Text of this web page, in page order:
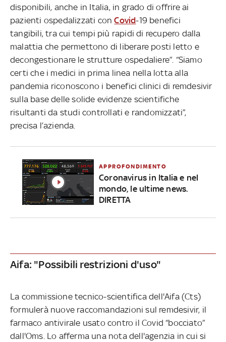
disponibili, anche in Italia, in grado di offrire ai
pazienti ospedalizzati conCovid-19 benefici
tangibili, tra cui tempi più rapidi di recupero dalla
malattia che permettono di liberare posti letto e
decongestionare le strutture ospedaliere”. “Siamo
certi che i medici in prima linea nella lotta alla
pandemia riconoscono i benefici clinici di remdesivir
sulla base delle solide evidenze scientifiche
risultanti da studi controllati e randomizzati”,
precisa l’azienda.
APPROFONDIMENTO
Coronavirus in Italia e nel
mondo, le ultime news.
DIRETTA
Aifa: "Possibili restrizioni d'uso"
La commissione tecnico-scientifica dell'Aifa (Cts)
formulerà nuove raccomandazioni sul remdesivir, il
farmaco antivirale usato contro il Covid “bocciato”
dall'Oms. Lo afferma una nota dell'agenzia in cui si